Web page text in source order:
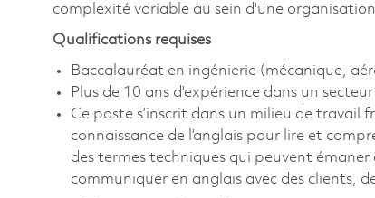
complexité variable au sein d'une
Qualifications requises
Baccalauréat en ingénierie (mécanique,
Plus de 10 ans d'expérience dans un
Ce poste s’inscrit dans un milieu de travail
connaissance de l’anglais pour lire et
des termes techniques qui peuvent
communiquer en anglais avec des clients,